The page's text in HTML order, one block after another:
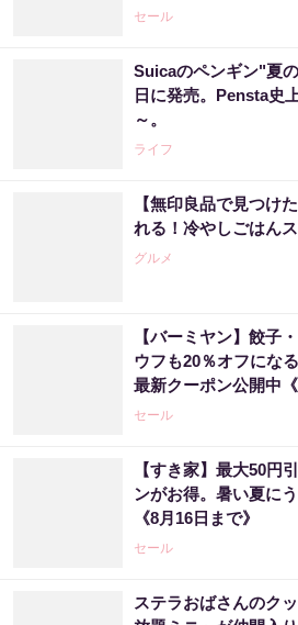
どのお得企画も見逃せ
セール
Suicaのペンギン"夏
日に発売。Pensta史
～。
ライフ
【無印良品で見つけ
れる！冷やしごはん
グルメ
【バーミヤン】餃子
ウフも20％オフにな
最新クーポン公開中
セール
【すき家】最大50円
ンがお得。暑い夏に
《8月16日まで》
セール
ステラおばさんのク